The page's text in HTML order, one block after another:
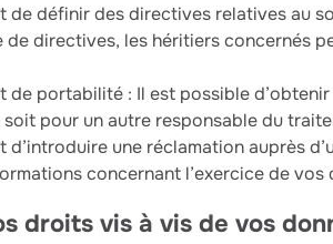
de définir des directives relatives au
de directives, les héritiers concernés
de portabilité : Il est possible
pour un autre responsable du
d’introduire une réclamation auprès
concernant l’exercice de vos
droits vis à vis de vos